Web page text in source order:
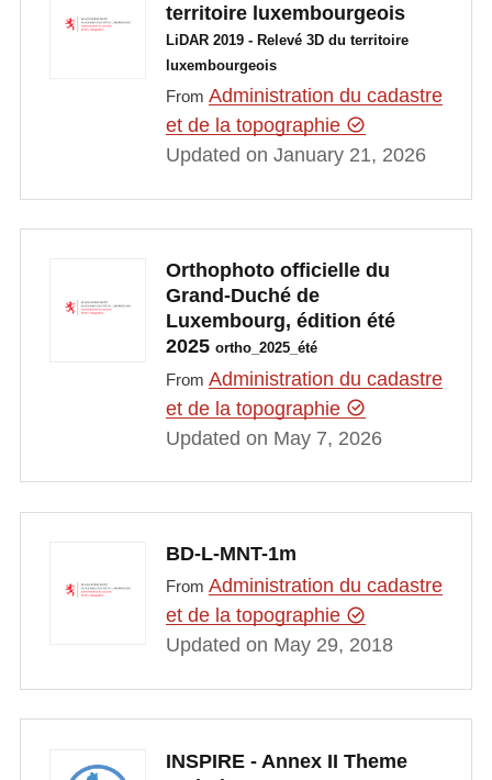
territoire luxembourgeois
LiDAR 2019 - Relevé 3D du territoire
luxembourgeois
From Administration du cadastre
et de la topographie
Updated on January 21, 2026
Orthophoto officielle du
Grand-Duché de
Luxembourg, édition été
2025 ortho_2025_été
From Administration du cadastre
et de la topographie
Updated on May 7, 2026
BD-L-MNT-1m
From Administration du cadastre
et de la topographie
Updated on May 29, 2018
INSPIRE - Annex II Theme